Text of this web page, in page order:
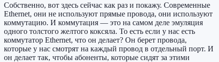
Собственно, вот здесь сейчас как раз и покажу. Современные
Ethernet, они не используют прямые провода, они используют
коммутацию. И коммутация — это на самом деле эмуляция
одного толстого желтого коксяла. То есть если у нас есть
коммутатор Ethernet, что он делает? Он берет провода,
которые у нас смотрят на каждый провод в отдельный порт. И
он делает так, чтобы абоненты, которые сидят за этими